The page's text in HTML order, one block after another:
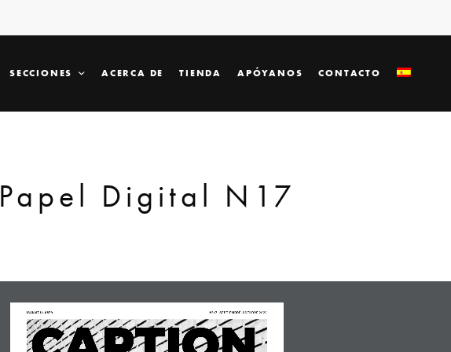
SECCIONES ACERCA DE TIENDA APÓYANOS CONTACTO
Papel Digital N17
ISSN 0716-0879 Nº17   SE PTIE MBRE-OCTUBRE 2022